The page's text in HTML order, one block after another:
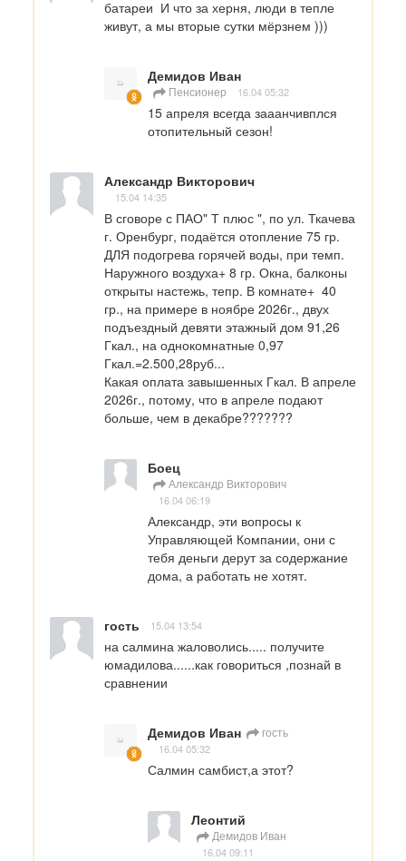
батареи  И что за херня, люди в тепле
живут, а мы вторые сутки мёрзнем )))
Демидов Иван
Пенсионер 16.04 05:32
15 апреля всегда зааанчивплся
отопительный сезон!
Александр Викторович
15.04 14:35
В сговоре с ПАО" Т плюс ", по ул. Ткачева
г. Оренбург, подаётся отопление 75 гр.
ДЛЯ подогрева горячей воды, при темп.
Наружного воздуха+ 8 гр. Окна, балконы
открыты настежь, тепр. В комнате+  40
гр., на примере в ноябре 2026г., двух
подъездный девяти этажный дом 91,26
Гкал., на однокомнатные 0,97
Гкал.=2.500,28руб...
Какая оплата завышенных Гкал. В апреле
2026г., потому, что в апреле подают
больше, чем в декабре???????
Боец
Александр Викторович
16.04 06:19
Александр, эти вопросы к
Управляющей Компании, они с
тебя деньги дерут за содержание
дома, а работать не хотят.
гость 15.04 13:54
на салмина жаловолись..... получите
юмадилова......как говориться ,познай в
сравнении
Демидов Иван гость
16.04 05:32
Салмин самбист,а этот?
Леонтий
Демидов Иван
16.04 09:11